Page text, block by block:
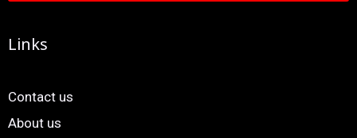
Links
Contact us
About us